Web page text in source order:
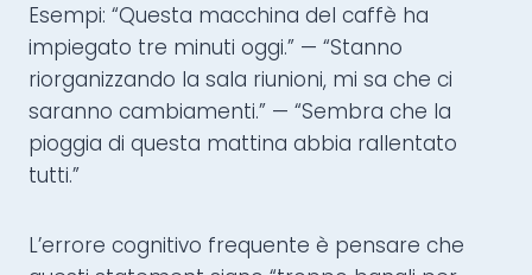
Esempi: “Questa macchina del caffè ha
impiegato tre minuti oggi.” — “Stanno
riorganizzando la sala riunioni, mi sa che ci
saranno cambiamenti.” — “Sembra che la
pioggia di questa mattina abbia rallentato
tutti.”
L’errore cognitivo frequente è pensare che